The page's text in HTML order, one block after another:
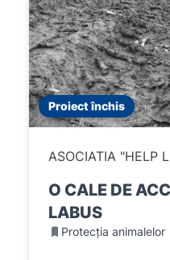
Proiect închis
ASOCIATIA "HELP
O CALE DE
LABUS
Protecția animalelor